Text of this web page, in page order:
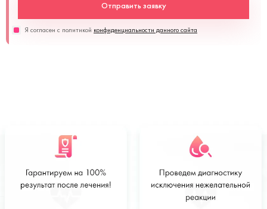
Отправить заявку
Я согласен с политикой конфиденциальности данного сайта